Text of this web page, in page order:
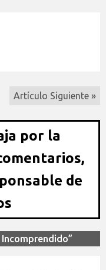
Artículo Siguiente »
por la
de